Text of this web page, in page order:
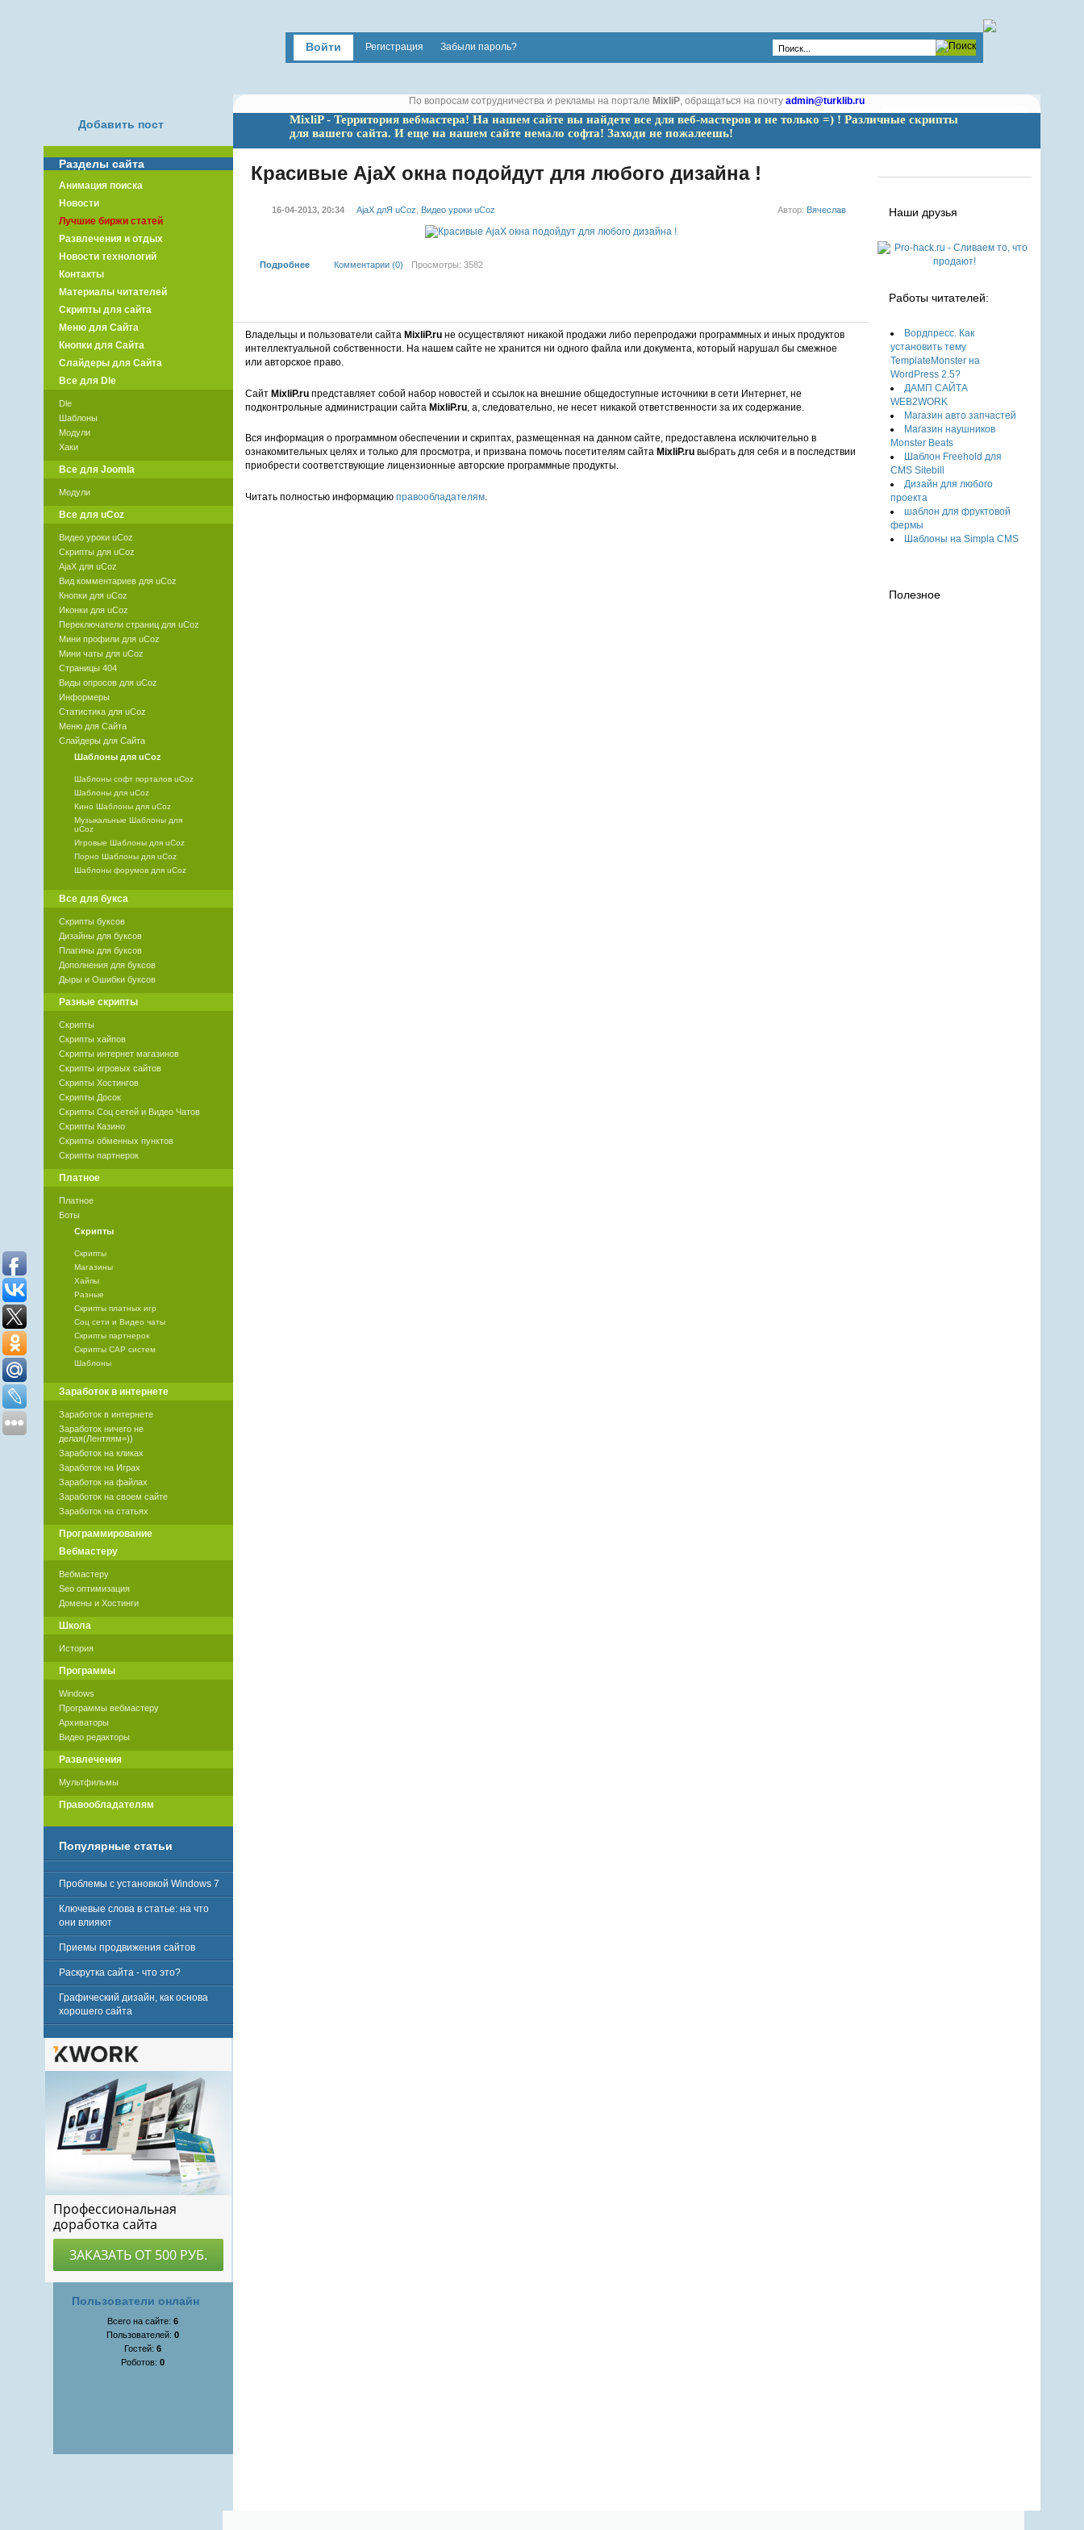
Войти Регистрация Забыли пароль?
По вопросам сотрудничества и рекламы на портале MixliP, обращаться на почту admin@turklib.ru
MixliP - Территория вебмастера! На нашем сайте вы найдете все для веб-мастеров и не только =) ! Различные скрипты
для вашего сайта. И еще на нашем сайте немало софта! Заходи не пожалеешь!
Красивые AjaX окна подойдут для любого дизайна !
Автор: Вячеслав
16-04-2013, 20:34 AjaX длЯ uCoz Видео уроки uCoz
Подробнее Комментарии (0) Просмотры: 3582
Владельцы и пользователи сайта MixliP.ruне осуществляют никакой продажи либо перепродажи программных и иных продуктов
интеллектуальной собственности. На нашем сайте не хранится ни одного файла или документа, который нарушал бы смежное
или авторское право.
Сайт MixliP.ruпредставляет собой набор новостей и ссылок на внешние общедоступные источники в сети Интернет, не
подконтрольные администрации сайта MixliP.ru, а, следовательно, не несет никакой ответственности за их содержание.
Вся информация о программном обеспечении и скриптах, размещенная на данном сайте, предоставлена исключительно в
ознакомительных целях и только для просмотра, и призвана помочь посетителям сайта MixliP.ruвыбрать для себя и в последствии
приобрести соответствующие лицензионные авторские программные продукты.
Читать полностью информацию правообладателям.
Наши друзья
Работы читателей:
Вордпресс. Как
установить тему
TemplateMonster на
WordPress 2.5?
ДАМП САЙТА
WEB2WORK
Магазин авто запчастей
Магазин наушников
Monster Beats
Шаблон Freehold для
CMS Sitebill
Дизайн для любого
проекта
шаблон для фруктовой
фермы
Шаблоны на Simpla CMS
Полезное
Добавить пост
Разделы сайта
Анимация поиска
Новости
Лучшие биржи статей
Развлечения и отдых
Новости технологий
Контакты
Материалы читателей
Скрипты для сайта
Меню для Сайта
Кнопки для Сайта
Слайдеры для Сайта
Все для Dle
Dle
Шаблоны
Модули
Хаки
Все для Joomla
Модули
Все для uCoz
Видео уроки uCoz
Скрипты для uCoz
AjaX для uCoz
Вид комментариев для uCoz
Кнопки для uCoz
Иконки для uCoz
Переключатели страниц для uCoz
Мини профили для uCoz
Мини чаты для uCoz
Страницы 404
Виды опросов для uCoz
Информеры
Статистика для uCoz
Меню для Сайта
Слайдеры для Сайта
Шаблоны для uCoz
Шаблоны софт порталов uCoz
Шаблоны для uCoz
Кино Шаблоны для uCoz
Музыкальные Шаблоны для
uCoz
Игровые Шаблоны для uCoz
Порно Шаблоны для uCoz
Шаблоны форумов для uCoz
Все для букса
Скрипты буксов
Дизайны для буксов
Плагины для буксов
Дополнения для буксов
Дыры и Ошибки буксов
Разные скрипты
Скрипты
Скрипты хайпов
Скрипты интернет магазинов
Скрипты игровых сайтов
Скрипты Хостингов
Скрипты Досок
Скрипты Соц сетей и Видео Чатов
Скрипты Казино
Скрипты обменных пунктов
Скрипты партнерок
Платное
Платное
Боты
Скрипты
Скрипты
Магазины
Хайпы
Разные
Скрипты платных игр
Соц сети и Видео чаты
Скрипты партнерок
Скрипты САР систем
Шаблоны
Заработок в интернете
Заработок в интернете
Заработок ничего не
делая(Лентяям=))
Заработок на кликах
Заработок на Играх
Заработок на файлах
Заработок на своем сайте
Заработок на статьях
Программирование
Вебмастеру
Вебмастеру
Seo оптимизация
Домены и Хостинги
Школа
История
Программы
Windows
Программы вебмастеру
Архиваторы
Видео редакторы
Развлечения
Мультфильмы
Правообладателям
Популярные статьи
Проблемы с установкой Windows 7
Ключевые слова в статье: на что
они влияют
Приемы продвижения сайтов
Раскрутка сайта - что это?
Графический дизайн, как основа
хорошего сайта
Пользователи онлайн
Всего на сайте:6
Пользователей:0
Гостей:6
Роботов:0